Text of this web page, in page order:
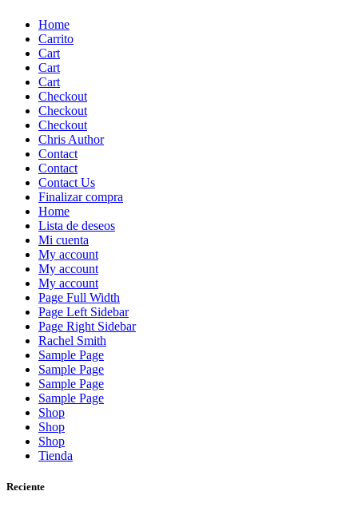
Skip
content
Home
Carrito
Cart
Cart
Cart
Checkout
Checkout
Checkout
Chris Author
Contact
Contact
Contact Us
Finalizar compra
Home
Lista de deseos
Mi cuenta
My account
My account
My account
Page Full Width
Page Left Sidebar
Page Right Sidebar
Rachel Smith
Sample Page
Sample Page
Sample Page
Sample Page
Shop
Shop
Shop
Tienda
Reciente